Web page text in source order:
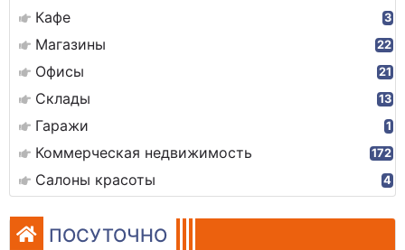
Кафе 3
Магазины 22
Офисы 21
Склады 13
Гаражи 1
Коммерческая недвижимость 172
Салоны красоты 4
ПОСУТОЧНО